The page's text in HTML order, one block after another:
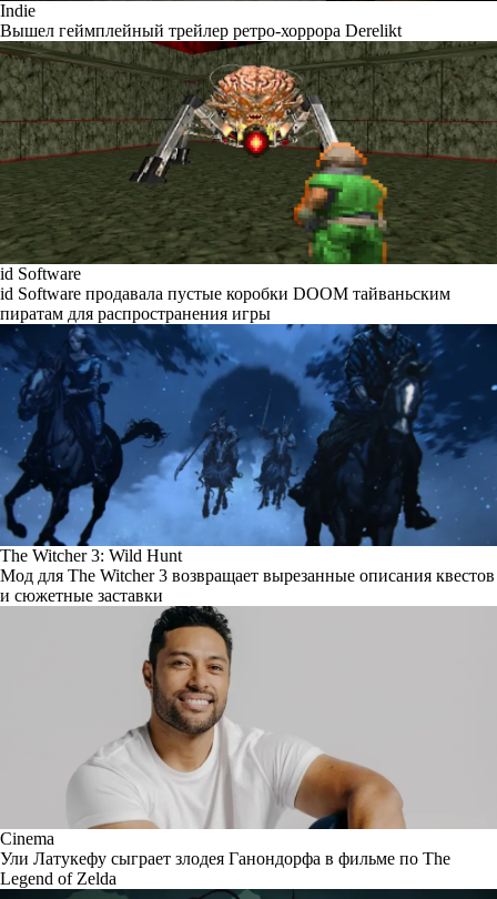
Indie
Вышел геймплейный трейлер ретро-хоррора Derelikt
id Software
id Software продавала пустые коробки DOOM тайваньским
пиратам для распространения игры
The Witcher 3: Wild Hunt
Мод для The Witcher 3 возвращает вырезанные описания квестов
и сюжетные заставки
Cinema
Ули Латукефу сыграет злодея Ганондорфа в фильме по The
Legend of Zelda